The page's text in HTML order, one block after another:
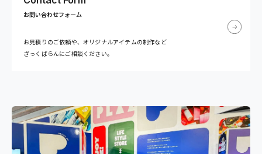
お問い合わせフォーム
お見積りのご依頼や、オリジナルアイテムの制作など
ざっくばらんにご相談ください。